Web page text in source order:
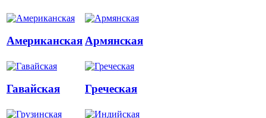
АмериканскаяАрмянская
Гавайская Греческая